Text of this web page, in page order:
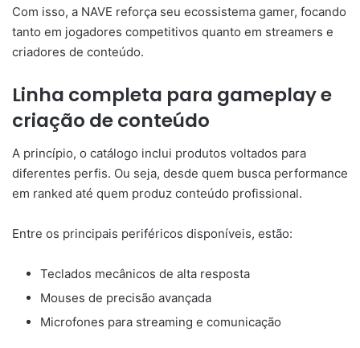
Com isso, a NAVE reforça seu ecossistema gamer, focando
tanto em jogadores competitivos quanto em streamers e
criadores de conteúdo.
Linha completa para gameplay e
criação de conteúdo
A princípio, o catálogo inclui produtos voltados para
diferentes perfis. Ou seja, desde quem busca performance
em ranked até quem produz conteúdo profissional.
Entre os principais periféricos disponíveis, estão:
Teclados mecânicos de alta resposta
Mouses de precisão avançada
Microfones para streaming e comunicação